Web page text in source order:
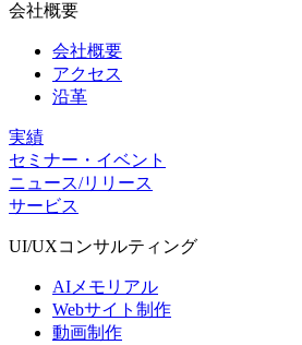
会社概要
会社概要
アクセス
沿革
実績
セミナー・イベント
ニュース/リリース
サービス
UI/UXコンサルティング
AIメモリアル
Webサイト制作
動画制作